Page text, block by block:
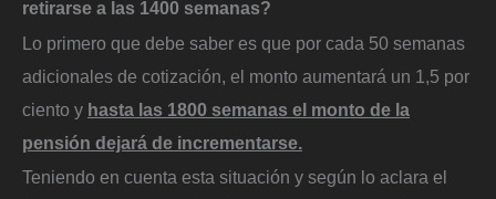
retirarse a las 1400 semanas?
Lo primero que debe saber es que por cada 50 semanas
adicionales de cotización, el monto aumentará un 1,5 por
ciento y hasta las 1800 semanas el monto de la
pensión dejará de incrementarse.
Teniendo en cuenta esta situación y según lo aclara el